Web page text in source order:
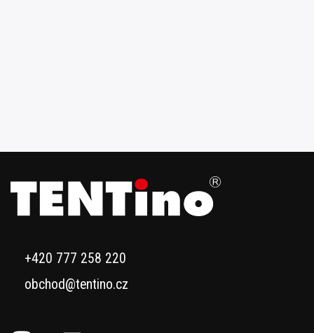
+420 777 258 220
obchod@tentino.cz